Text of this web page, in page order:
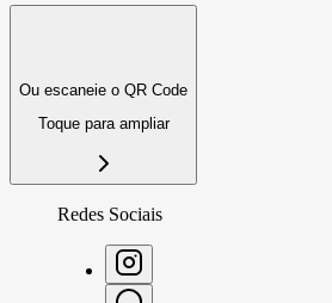
Ou escaneie o QR Code
Toque para ampliar
Redes Sociais